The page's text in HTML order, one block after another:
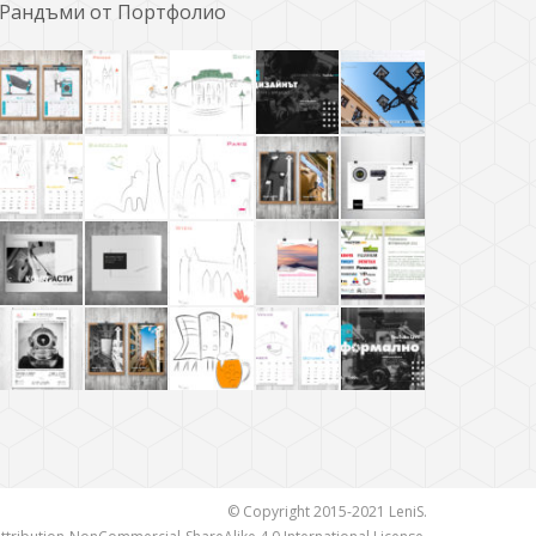
от Портфолио
© Copyright 2015-2021 LeniS.